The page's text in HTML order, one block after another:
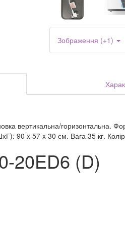
Зображення (+1)
вертикальна/
90 x 57 x 30 см. Вага 35 кг. Колір
20ED6 (D)